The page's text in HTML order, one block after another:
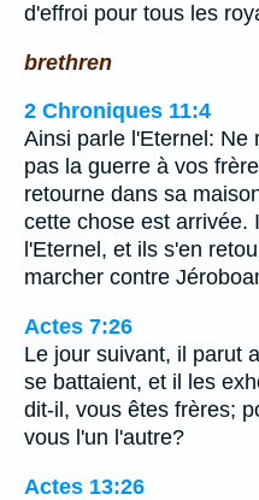
d'effroi pour tous les
brethren
2 Chroniques 11:4
Ainsi parle l'Eternel: Ne
pas la guerre à vos
retourne dans sa
cette chose est arrivée.
l'Eternel, et ils s'en
marcher contre
Actes 7:26
Le jour suivant, il parut
se battaient, et il les
dit-il, vous êtes frères;
vous l'un l'autre?
Actes 13:26